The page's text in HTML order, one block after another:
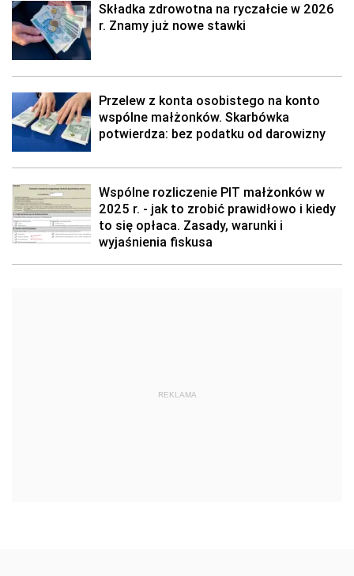
Składka zdrowotna na ryczałcie w 2026
r. Znamy już nowe stawki
Przelew z konta osobistego na konto
wspólne małżonków. Skarbówka
potwierdza: bez podatku od darowizny
Wspólne rozliczenie PIT małżonków w
2025 r. - jak to zrobić prawidłowo i kiedy
to się opłaca. Zasady, warunki i
wyjaśnienia fiskusa
REKLAMA